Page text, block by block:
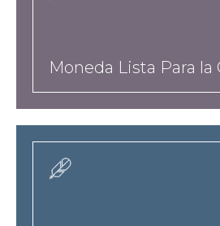
term-
hreflangesnoteworthy-
podcast-
a
Moneda Lista Para la
a-